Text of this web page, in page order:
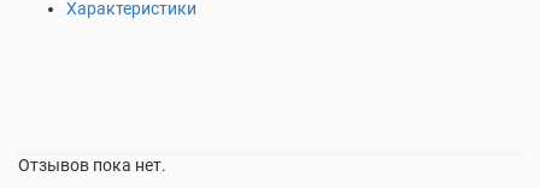
Характеристики
Отзывов пока нет.